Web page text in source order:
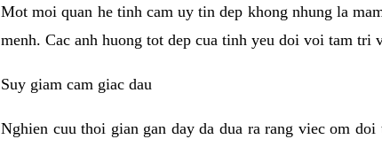
Mot moi quan he tinh cam uy tin dep khong nhung la
menh. Cac anh huong tot dep cua tinh yeu doi voi tam tri
Suy giam cam giac dau
Nghien cuu thoi gian gan day da dua ra rang viec om